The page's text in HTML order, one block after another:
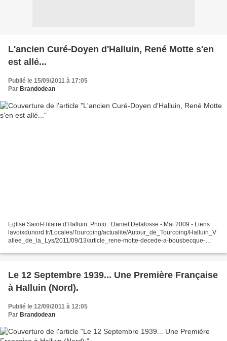
L'ancien Curé-Doyen d'Halluin, René Motte s'en
est allé...
Publié le 15/09/2011 à 17:05
Par Brandodean
Eglise Saint-Hilaire d'Halluin. Photo : Daniel Delafosse - Mai 2009 - Liens :
lavoixdunord.fr/Locales/Tourcoing/actualite/Autour_de_Tourcoing/Halluin_V
allee_de_la_Lys/2011/09/13/article_rene-motte-decede-a-bousbecque-
decede-a-l-age-de-76-an.shtml...
Le 12 Septembre 1939... Une Première Française
à Halluin (Nord).
Publié le 12/09/2011 à 12:05
Par Brandodean